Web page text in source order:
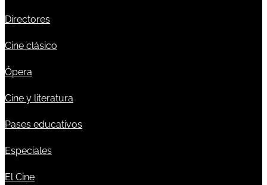
Directores
Cine clásico
Ópera
Cine y literatura
Pases educativos
Especiales
El Cine